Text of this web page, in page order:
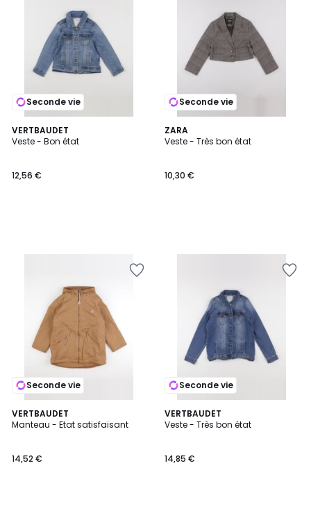
Seconde vie
VERTBAUDET
Veste - Bon état
12,56 €
Seconde vie
ZARA
Veste - Très bon état
10,30 €
Seconde vie
VERTBAUDET
Manteau - Etat satisfaisant
14,52 €
Seconde vie
VERTBAUDET
Veste - Très bon état
14,85 €